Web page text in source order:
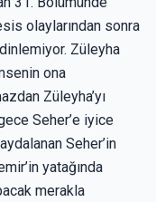
olaylarından sonra
Züleyha
ona
Züleyha’yı
Seher’e iyice
Seher’in
yatağında
merakla